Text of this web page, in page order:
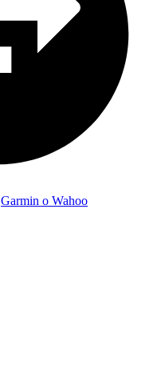
Garmin o Wahoo